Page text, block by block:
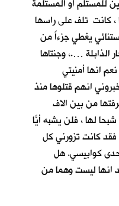
للمستلم او المستلمة
كانت تلف على راسها
يغطي جزءاً من
الذابلة ….، وجنتاها
انها أمنيتي
انهم قتلوها منذ
من بين الاف
شبحا لها ، فلن يشبه أيّاً
كانت تزورني كل
كوابيسي. هل
انها ليست وهما من